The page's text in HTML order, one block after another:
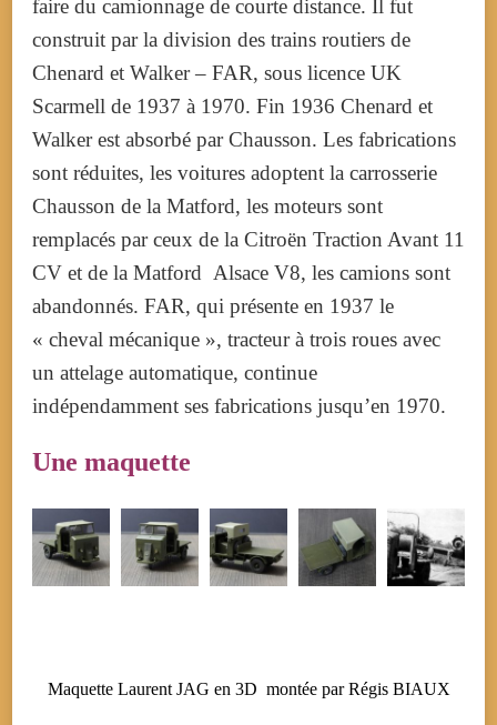
faire du camionnage de courte distance. Il fut
construit par la division des trains routiers de
Chenard et Walker – FAR, sous licence UK
Scarmell de 1937 à 1970. Fin 1936 Chenard et
Walker est absorbé par Chausson. Les fabrications
sont réduites, les voitures adoptent la carrosserie
Chausson de la Matford, les moteurs sont
remplacés par ceux de la Citroën Traction Avant 11
CV et de la Matford Alsace V8, les camions sont
abandonnés. FAR, qui présente en 1937 le
« cheval mécanique », tracteur à trois roues avec
un attelage automatique, continue
indépendamment ses fabrications jusqu’en 1970.
Une maquette
Maquette Laurent JAG en 3D montée par Régis BIAUX